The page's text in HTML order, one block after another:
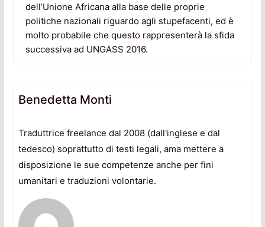
dell’Unione Africana alla base delle proprie
politiche nazionali riguardo agli stupefacenti, ed è
molto probabile che questo rappresenterà la sfida
successiva ad UNGASS 2016.
Benedetta Monti
Traduttrice freelance dal 2008 (dall'inglese e dal
tedesco) soprattutto di testi legali, ama mettere a
disposizione le sue competenze anche per fini
umanitari e traduzioni volontarie.